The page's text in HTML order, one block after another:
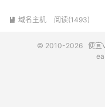
 域名主机 阅读(1493)
© 2010-2026 便宜